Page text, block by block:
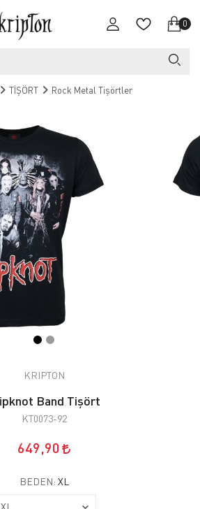
0
TİŞÖRT Rock Metal Tişörtler
KRIPTON
Band Tişört
KT0073-92
649,90
BEDEN: XL